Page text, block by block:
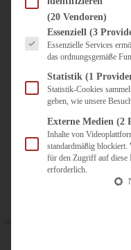
ÜBER MICH
(20 Vendoren)
Es folgt eine Liste der Service-
Essenziell (3
Essenzielle Services
das ordnungsgemäße
Statistik (1
Statistik-Cookies
geben, wie unsere
Externe Medien (2
Inhalte von
standardmäßig blockiert.
für den Zugriff auf diese
erforderlich.